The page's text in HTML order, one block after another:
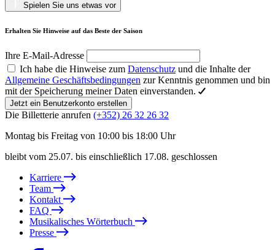
Spielen Sie uns etwas vor
Erhalten Sie Hinweise auf das Beste der Saison
Ihre E-Mail-Adresse
Ich habe die Hinweise zum Datenschutz und die Inhalte der
Allgemeine Geschäftsbedingungen zur Kenntnis genommen und bin
mit der Speicherung meiner Daten einverstanden.
Jetzt ein Benutzerkonto erstellen
Die Billetterie anrufen (+352) 26 32 26 32
Montag bis Freitag von 10:00 bis 18:00 Uhr
bleibt vom 25.07. bis einschließlich 17.08. geschlossen
Karriere
Team
Kontakt
FAQ
Musikalisches Wörterbuch
Presse